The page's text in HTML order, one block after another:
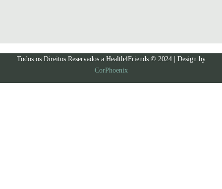
Todos os Direitos Reservados a Health4Friends © 2024 | Design by
CorPhoenix